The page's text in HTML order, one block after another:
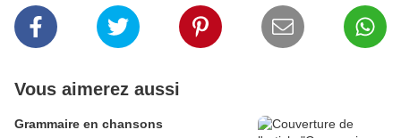
Vous aimerez aussi
Grammaire en chansons